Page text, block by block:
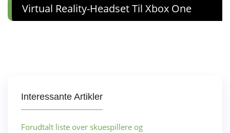
Virtual Reality-Headset Til Xbox One
Interessante Artikler
Forudtalt liste over skuespillere og